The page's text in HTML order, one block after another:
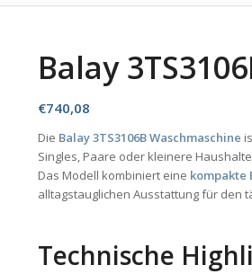
Balay
€740,08
Die Balay 3TS3106B Waschmaschine
Singles, Paare oder kleinere
Das Modell kombiniert eine kompakte
alltagstauglichen Ausstattung für den
Technische